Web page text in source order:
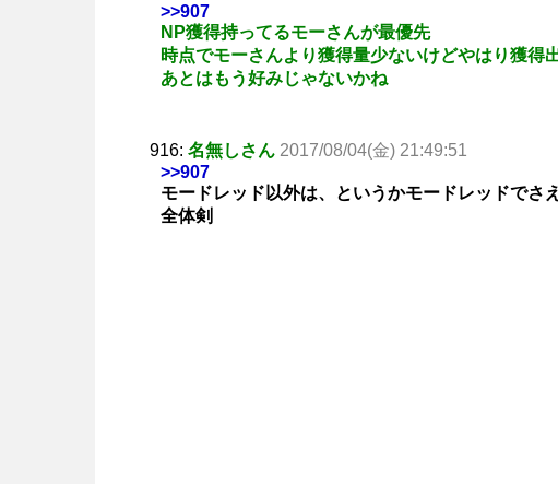
>>907
NP獲得持ってるモーさんが最優先
時点でモーさんより獲得量少ないけどやはり獲得
あとはもう好みじゃないかね
916: 名無しさん 2017/08/04(金) 21:49:51
>>907
モードレッド以外は、というかモードレッドでさ
全体剣